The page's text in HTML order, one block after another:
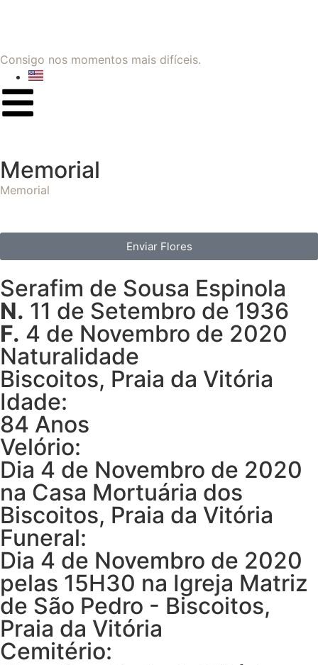
Consigo nos momentos mais difíceis.
Memorial
Memorial
Enviar Flores
Serafim de Sousa Espinola
N. 11 de Setembro de 1936
F. 4 de Novembro de 2020
Naturalidade
Biscoitos, Praia da Vitória
Idade:
84 Anos
Velório:
Dia 4 de Novembro de 2020
na Casa Mortuária dos
Biscoitos, Praia da Vitória
Funeral:
Dia 4 de Novembro de 2020
pelas 15H30 na Igreja Matriz
de São Pedro - Biscoitos,
Praia da Vitória
Cemitério: